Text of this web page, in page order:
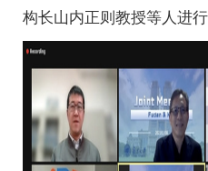
构长山内正则教授等人进行